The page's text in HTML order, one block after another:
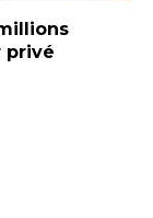
privé